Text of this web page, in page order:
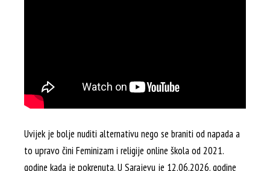
Uvijek je bolje nuditi alternativu nego se braniti od napada a
to upravo čini Feminizam i religije online škola od 2021.
godine kada je pokrenuta. U Sarajevu je 12.06.2026. godine